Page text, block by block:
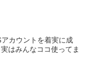
アカウントを着実に成
はみんなココ使ってま